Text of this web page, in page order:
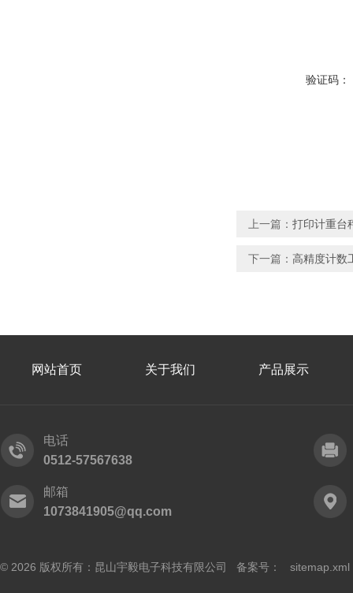
验证码：
上一篇： 打印计重台
下一篇： 高精度计数
网站首页 关于我们 产品展示
电话
0512-57567638
邮箱
1073841905@qq.com
© 2026 版权所有：昆山宇毅电子科技有限公司 备案号： sitemap.xml